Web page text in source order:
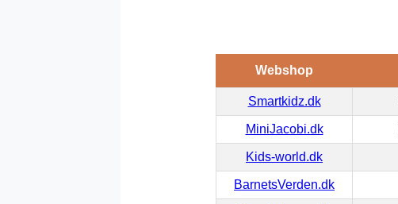
Webshop
Smartkidz.dk
MiniJacobi.dk
Kids-world.dk
BarnetsVerden.dk